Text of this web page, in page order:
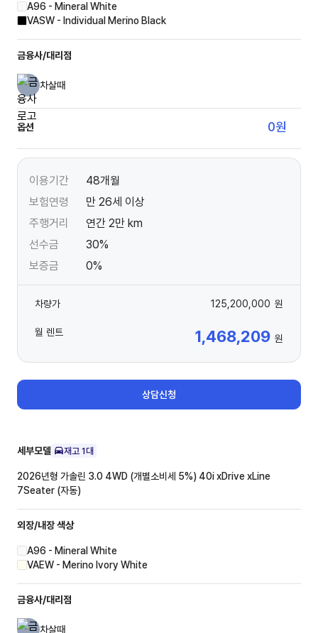
A96 - Mineral White
VASW - Individual Merino Black
금융사/대리점
차살때
옵션 0원
이용기간
48개월
보험연령
만 26세 이상
주행거리
연간 2만 km
선수금
30%
보증금
0%
차량가 125,200,000 원
월 렌트 1,468,209 원
상담신청
세부모델 재고 1대
2026년형 가솔린 3.0 4WD (개별소비세 5%) 40i xDrive xLine
7Seater (자동)
외장/내장색상
A96 - Mineral White
VAEW - Merino Ivory White
금융사/대리점
차살때